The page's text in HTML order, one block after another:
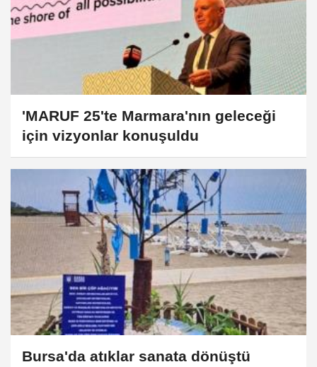
'MARUF 25'te Marmara'nın geleceği
için vizyonlar konuşuldu
Bursa'da atıklar sanata dönüştü